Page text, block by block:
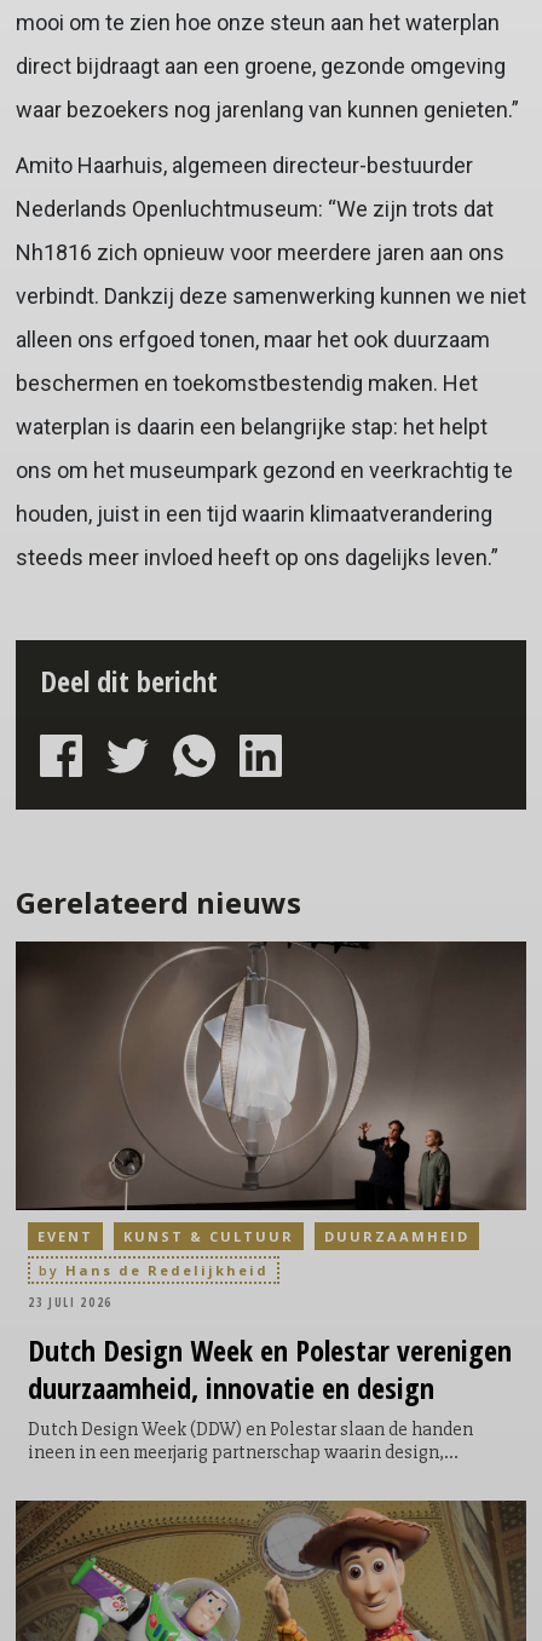
mooi om te zien hoe onze steun aan het waterplan
direct bijdraagt aan een groene, gezonde omgeving
waar bezoekers nog jarenlang van kunnen genieten.”
Amito Haarhuis, algemeen directeur-bestuurder
Nederlands Openluchtmuseum: “We zijn trots dat
Nh1816 zich opnieuw voor meerdere jaren aan ons
verbindt. Dankzij deze samenwerking kunnen we niet
alleen ons erfgoed tonen, maar het ook duurzaam
beschermen en toekomstbestendig maken. Het
waterplan is daarin een belangrijke stap: het helpt
ons om het museumpark gezond en veerkrachtig te
houden, juist in een tijd waarin klimaatverandering
steeds meer invloed heeft op ons dagelijks leven.”
Deel dit bericht
Gerelateerd nieuws
Dutch Design Week en Polestar verenigen
duurzaamheid, innovatie en design
Dutch Design Week (DDW) en Polestar slaan de handen
ineen in een meerjarig partnerschap waarin design,
organisaties delen de overtuiging dat goed ontwerp niet
alleen inspireert, maar ook bijdraagt aan oplossingen voor
maatschappelijke en ecologische uitdagingen. Tijdens
DDW26 wordt die gedeelde visie zichtbaar én ervaarbaar in
de stad.
EVENT KUNST & CULTUUR
DUURZAAMHEID
by Hans de Redelijkheid
23 JULI 2026